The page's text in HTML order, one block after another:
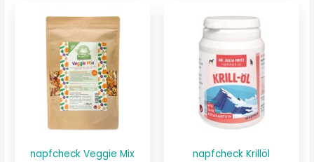
napfcheck Veggie Mix
napfcheck Krillöl